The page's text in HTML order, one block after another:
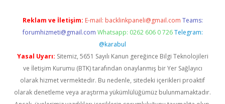
Reklam ve İletişim: E-mail: backlinkpaneli@gmail.com Teams:
forumhizmeti@gmail.com Whatsapp: 0262 606 0 726 Telegram:
@karabul
Yasal Uyarı: Sitemiz, 5651 Sayılı Kanun gereğince Bilgi Teknolojileri
ve İletişim Kurumu (BTK) tarafından onaylanmış bir Yer Sağlayıcı
olarak hizmet vermektedir. Bu nedenle, sitedeki içerikleri proaktif
olarak denetleme veya araştırma yükümlülüğümüz bulunmamaktadır.